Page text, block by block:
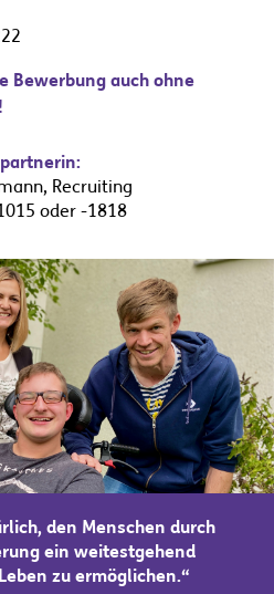
Bewerbung auch ohne
Recruiting
oder -1818
den Menschen durch
ein weitestgehend
zu ermöglichen.“